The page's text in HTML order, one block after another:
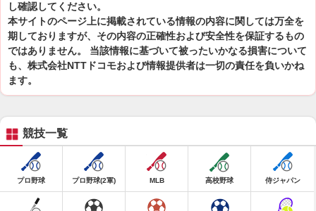
し確認してください。
本サイトのページ上に掲載されている情報の内容に関しては万全を
期しておりますが、その内容の正確性および安全性を保証するもの
ではありません。 当該情報に基づいて被ったいかなる損害について
も、株式会社NTTドコモおよび情報提供者は一切の責任を負いかね
ます。
競技一覧
プロ野球 プロ野球(2軍) MLB 高校野球 侍ジャパン